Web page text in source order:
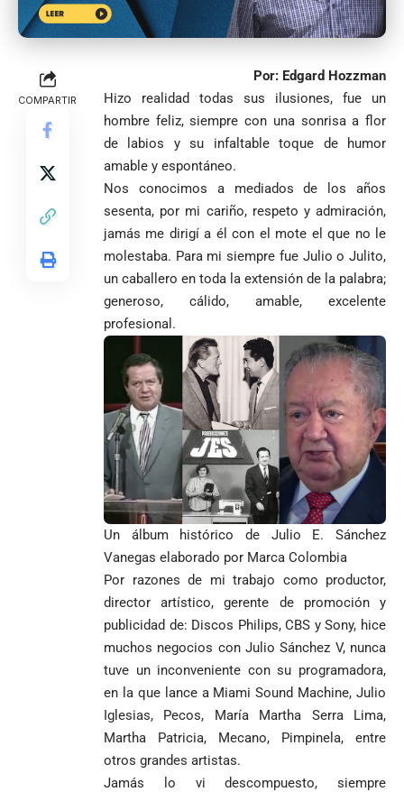
COMPARTIR
Por: Edgard Hozzman
Hizo realidad todas sus ilusiones, fue un
hombre feliz, siempre con una sonrisa a flor
de labios y su infaltable toque de humor
amable y espontáneo.
Nos conocimos a mediados de los años
sesenta, por mi cariño, respeto y admiración,
jamás me dirigí a él con el mote el que no le
molestaba. Para mi siempre fue Julio o Julito,
un caballero en toda la extensión de la palabra;
generoso, cálido, amable, excelente
profesional.
Un álbum histórico de Julio E. Sánchez
Vanegas elaborado por Marca Colombia
Por razones de mi trabajo como productor,
director artístico, gerente de promoción y
publicidad de: Discos Philips, CBS y Sony, hice
muchos negocios con Julio Sánchez V, nunca
tuve un inconveniente con su programadora,
en la que lance a Miami Sound Machine, Julio
Iglesias, Pecos, María Martha Serra Lima,
Martha Patricia, Mecano, Pimpinela, entre
otros grandes artistas.
Jamás lo vi descompuesto, siempre